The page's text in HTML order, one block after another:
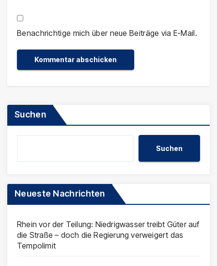
Benachrichtige mich über neue Beiträge via E-Mail.
Suchen
Suchen
Neueste Nachrichten
Rhein vor der Teilung: Niedrigwasser treibt Güter auf
die Straße – doch die Regierung verweigert das
Tempolimit